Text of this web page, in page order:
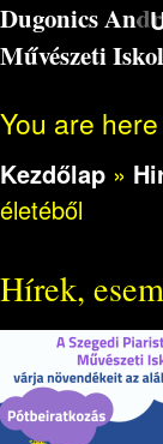
Dugonics
Művészeti
You are here
Kezdőlap »
életéből
Hírek,